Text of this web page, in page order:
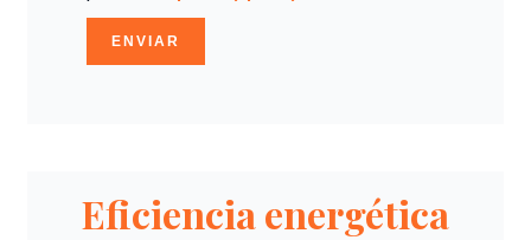
ENVIAR
Eficiencia energética